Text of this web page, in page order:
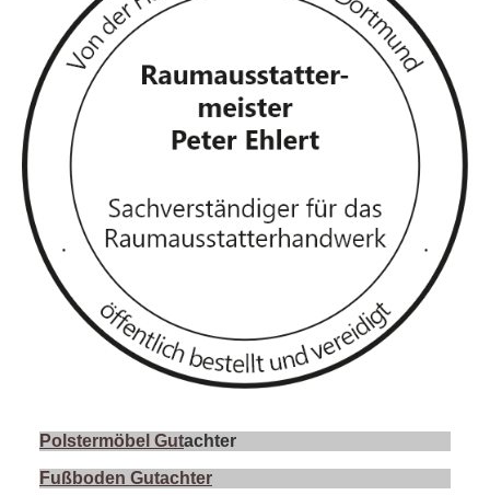
Polstermöbel Gutachter
Fußboden Gutachter